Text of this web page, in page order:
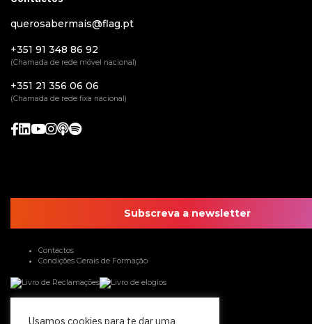
querosabermais@flag.pt
+351 91 348 86 92
(Chamada de rede móvel nacional)
+351 21 356 06 06
(Chamada de rede fixa nacional)
Subscreva a newsletter
Contactos
Condições Gerais de Formação
Usamos cookies para te dar uma